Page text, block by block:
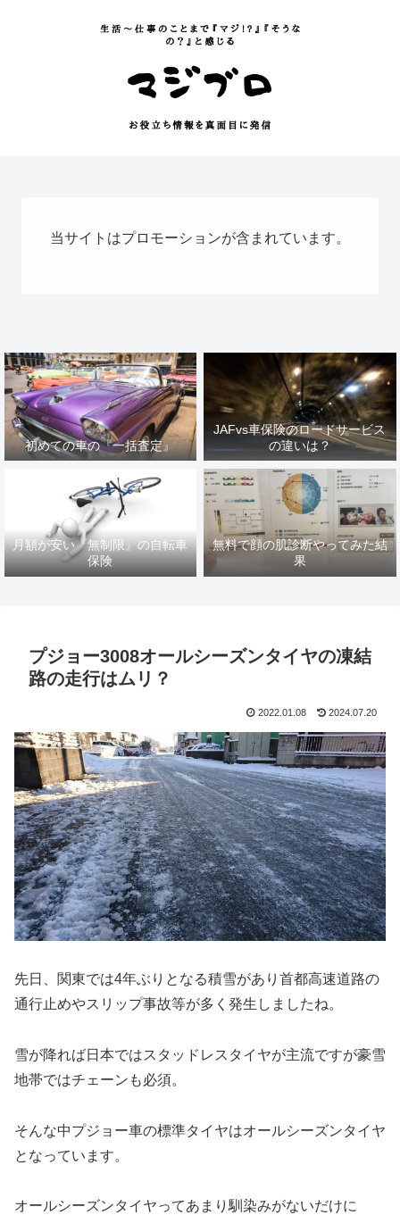
当サイトはプロモーションが含まれています。
初めての車の『一括査定』
JAFvs車保険のロードサービス
の違いは？
月額が安い『無制限』の自転車
保険
無料で顔の肌診断やってみた結
果
プジョー3008オールシーズンタイヤの凍結
路の走行はムリ？
2022.01.08 2024.07.20
先日、関東では4年ぶりとなる積雪があり首都高速道路の
通行止めやスリップ事故等が多く発生しましたね。
雪が降れば日本ではスタッドレスタイヤが主流ですが豪雪
地帯ではチェーンも必須。
そんな中プジョー車の標準タイヤはオールシーズンタイヤ
となっています。
オールシーズンタイヤってあまり馴染みがないだけに